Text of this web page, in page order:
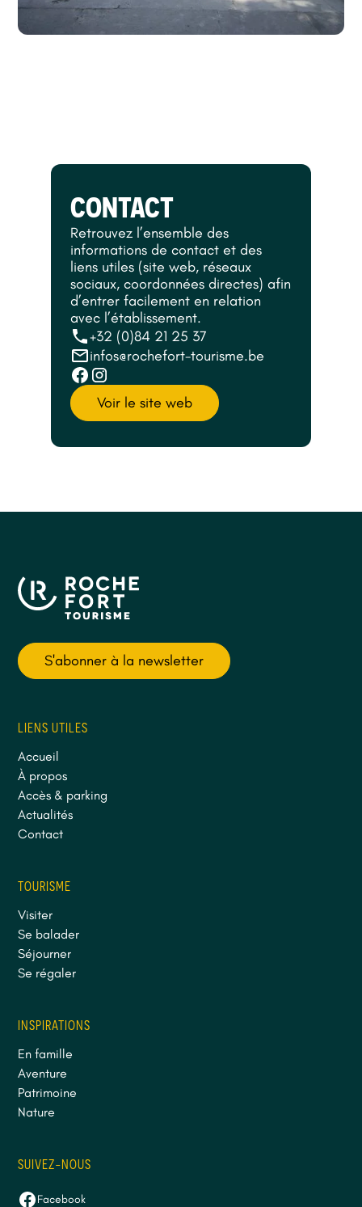
CONTACT
Retrouvez l’ensemble des
informations de contact et des
liens utiles (site web, réseaux
sociaux, coordonnées directes) afin
d’entrer facilement en relation
avec l’établissement.
+32 (0)84 21 25 37
infos@rochefort-tourisme.be
Voir le site web
S'abonner à la newsletter
LIENS UTILES
Accueil
À propos
Accès & parking
Actualités
Contact
TOURISME
Visiter
Se balader
Séjourner
Se régaler
INSPIRATIONS
En famille
Aventure
Patrimoine
Nature
SUIVEZ-NOUS
Facebook